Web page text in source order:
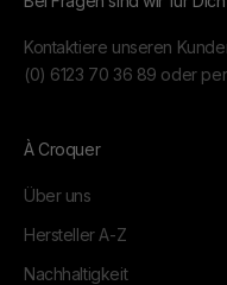
Kontaktiere unseren
(0) 6123 70 36 89 oder per
À Croquer
Über uns
Hersteller A-Z
Nachhaltigkeit